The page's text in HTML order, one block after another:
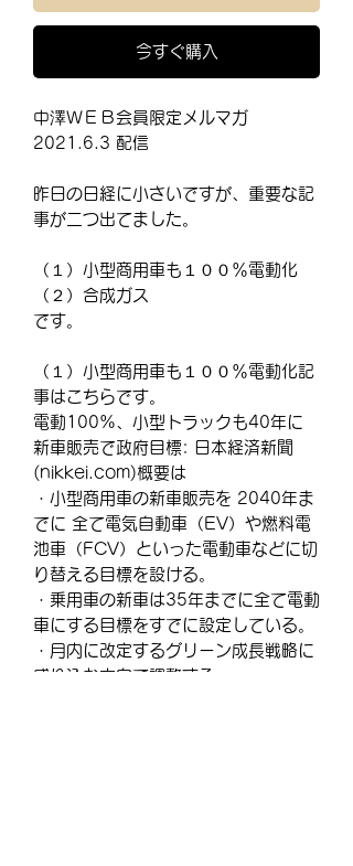
今すぐ購入
中澤ＷＥＢ会員限定メルマガ
2021.6.3 配信
昨日の日経に小さいですが、重要な記
事が二つ出てました。
（１）小型商用車も１００％電動化
（２）合成ガス
です。
（１）小型商用車も１００％電動化記
事はこちらです。
電動100%、小型トラックも40年に
新車販売で政府目標: 日本経済新聞
(nikkei.com)概要は
・小型商用車の新車販売を 2040年ま
でに 全て電気自動車（EV）や燃料電
池車（FCV）といった電動車などに切
り替える目標を設ける。
・乗用車の新車は35年までに全て電動
車にする目標をすでに設定している。
・月内に改定するグリーン成長戦略に
盛り込む方向で調整する。